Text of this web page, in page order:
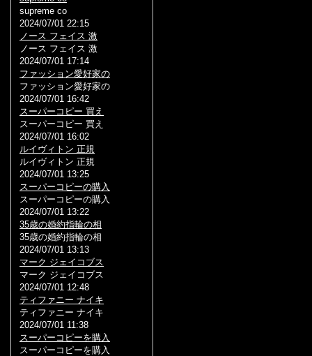
supreme co
2024/07/01 22:15
ノース フェイス 激
ノース フェイス 激
2024/07/01 17:14
ファッション愛好家の
ファッション愛好家の
2024/07/01 16:42
スーパーコピー 買え
スーパーコピー 買え
2024/07/01 16:02
ルイヴィトン 正規
ルイヴィトン 正規
2024/07/01 13:25
スーパーコピーの購入
スーパーコピーの購入
2024/07/01 13:22
35歳の婚約指輪の相
35歳の婚約指輪の相
2024/07/01 13:13
マーク ジェイコブス
マーク ジェイコブス
2024/07/01 12:48
ティファニー ナイキ
ティファニー ナイキ
2024/07/01 11:38
スーパーコピーを購入
スーパーコピーを購入